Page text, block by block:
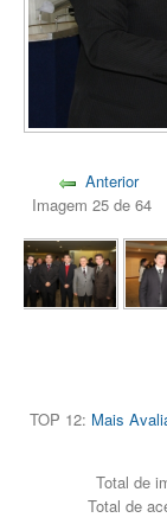
Anterior
Imagem 25 de 64
TOP 12: Mais
Total de
Total de